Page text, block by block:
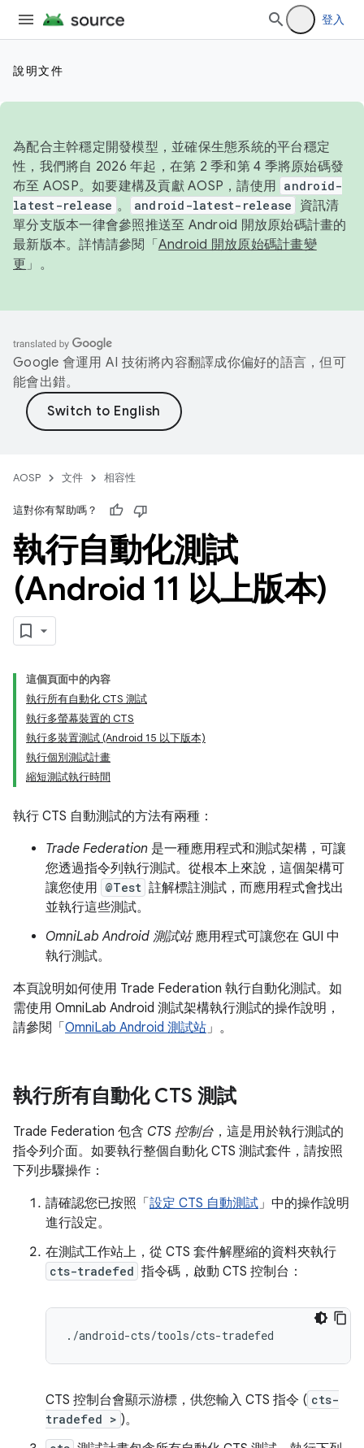
登入
說明文件
為配合主幹穩定開發模型，並確保生態系統的平台穩定
性，我們將自 2026 年起，在第 2 季和第 4 季將原始碼發
布至 AOSP。如要建構及貢獻 AOSP，請使用 android-
latest-release 。 android-latest-release
資訊清
單分支版本一律會參照推送至 Android 開放原始碼計畫的
最新版本。詳情請參閱「 Android 開放原始碼計畫變
更 」。
Google 會運用 AI 技術將內容翻譯成你偏好的語言，但可
能會出錯。
AOSP 文件 相容性
這對你有幫助嗎？
執行自動化測試
(Android 11 以上版本)
這個頁面中的內容
執行所有自動化 CTS 測試
執行多螢幕裝置的 CTS
執行多裝置測試 (Android 15 以下版本)
執行個別測試計畫
縮短測試執行時間
執行 CTS 自動測試的方法有兩種：
Trade Federation 是一種應用程式和測試架構，可讓
您透過指令列執行測試。從根本上來說，這個架構可
讓您使用 @Test 註解標註測試，而應用程式會找出
並執行這些測試。
OmniLab Android 測試站應用程式可讓您在 GUI 中
執行測試。
本頁說明如何使用 Trade Federation 執行自動化測試。如
需使用 OmniLab Android 測試架構執行測試的操作說明，
請參閱「 OmniLab Android 測試站」。
執行所有自動化 CTS 測試
Trade Federation 包含 CTS 控制台 ，這是用於執行測試的
指令列介面。如要執行整個自動化 CTS 測試套件，請按照
下列步驟操作：
請確認您已按照「 設定 CTS 自動測試」中的操作說明
進行設定。
在測試工作站上，從 CTS 套件解壓縮的資料夾執行
cts-tradefed 指令碼，啟動 CTS 控制台：
./android-cts/tools/cts-tradefed
CTS 控制台會顯示游標，供您輸入 CTS 指令 ( cts-
tradefed > )。